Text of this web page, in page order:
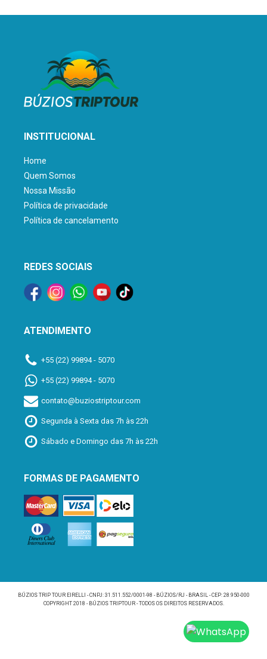
INSTITUCIONAL
Home
Quem Somos
Nossa Missão
Política de privacidade
Política de cancelamento
REDES SOCIAIS
ATENDIMENTO
+55 (22) 99894 - 5070
+55 (22) 99894 - 5070
contato@buziostriptour.com
Segunda à Sexta das 7h às 22h
Sábado e Domingo das 7h às 22h
FORMAS DE PAGAMENTO
BÚZIOS TRIP TOUR EIRELLI - CNPJ: 31.511.552/0001-98 - BÚZIOS/RJ - BRASIL - CEP: 28.950-000
COPYRIGHT 2018 - BÚZIOS TRIPTOUR - TODOS OS DIREITOS RESERVADOS.